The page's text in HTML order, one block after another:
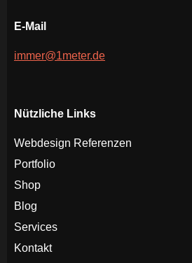
E-Mail
immer@1meter.de
Nützliche Links
Webdesign Referenzen
Portfolio
Shop
Blog
Services
Kontakt